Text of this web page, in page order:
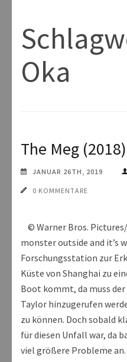
Oka
The Meg (2018)
JANUAR 26TH, 2019
0 KOMMENTARE
© Warner Bros.
monster outside and it’s
Forschungsstation zur
Küste von Shanghai zu
Boot kommt, da muss
Taylor hinzugerufen
zu können. Doch sobald
für diesen Unfall war, da
viel größere Probleme